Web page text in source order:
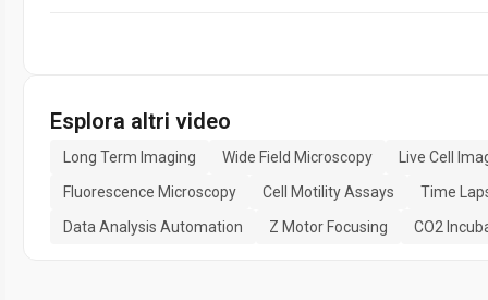
Esplora altri video
Long Term Imaging Wide Field Microscopy
Live Cell
Fluorescence Microscopy
Cell Motility Assays
Time
Data Analysis Automation
Z Motor Focusing CO2